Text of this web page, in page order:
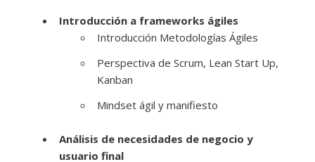
Introducción a frameworks ágiles
Introducción Metodologías Ágiles
Perspectiva de Scrum, Lean Start Up,
Kanban
Mindset ágil y manifiesto
Análisis de necesidades de negocio y
usuario final